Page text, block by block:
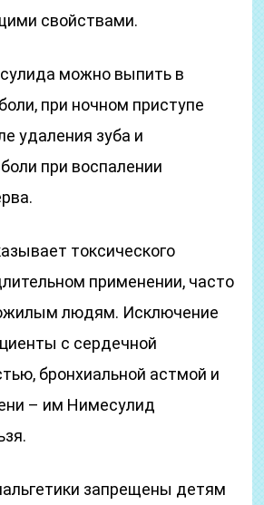
свойствами.
можно выпить в
при ночном приступе
удаления зуба и
при воспалении
токсического
применении, часто
людям. Исключение
с сердечной
бронхиальной астмой и
– им Нимесулид
запрещены детям